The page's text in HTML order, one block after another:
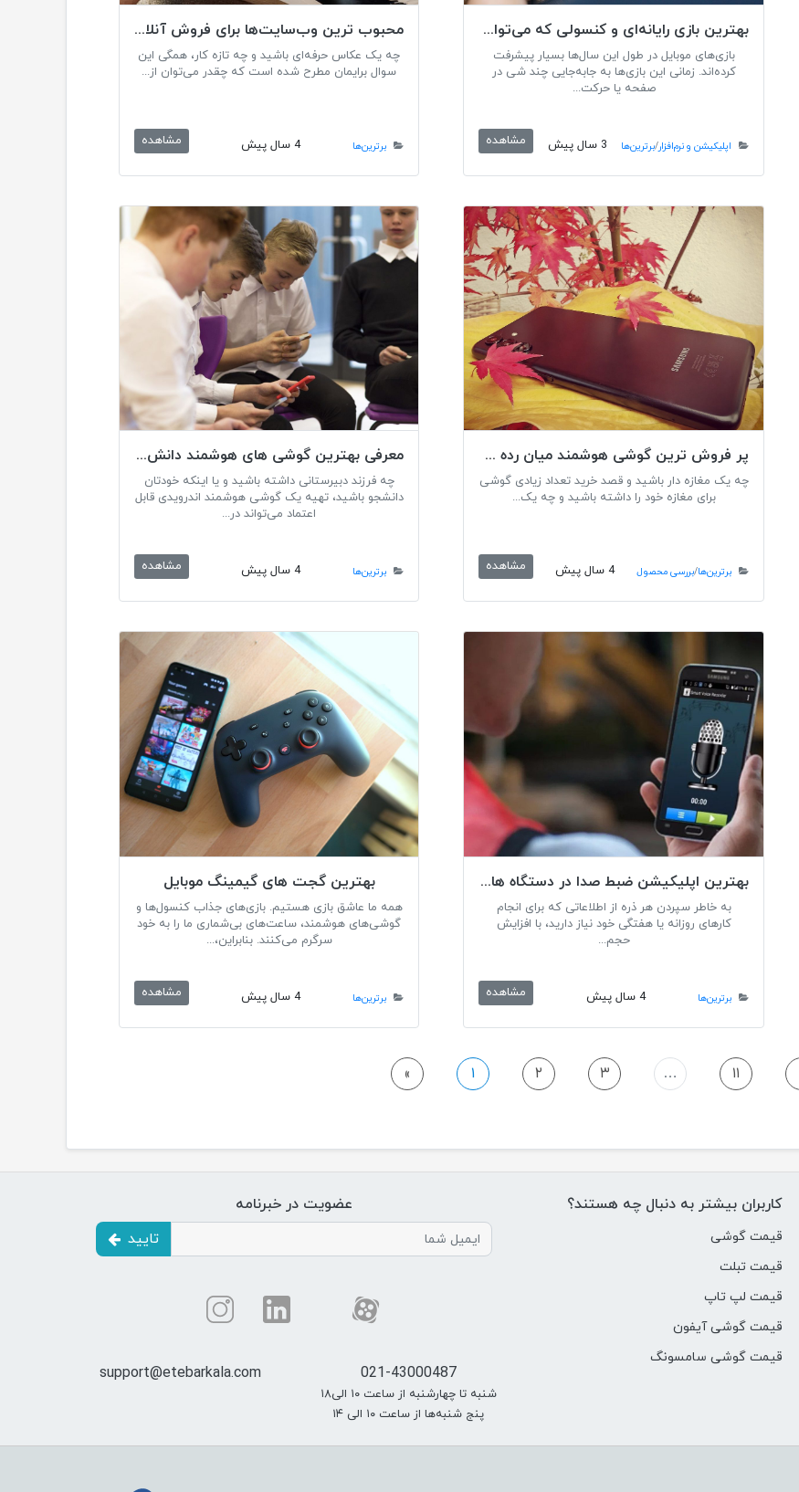
بهترین بازی رایانه‌ای و کنسولی که می‌توانید در اندروید و آیفون بازی کنید
بازی‌های موبایل در طول این سال‌ها بسیار پیشرفت
کرده‌اند. زمانی این بازی‌ها به جابه‌جایی چند شی در
صفحه یا حرکت...
اپلیکیشن و نرم‌افزار/برترین‌ها 3 سال پیش مشاهده
محبوب ترین وب‌سایت‌ها برای فروش آنلاین عکس
چه یک عکاس حرفه‌ای باشید و چه تازه کار، همگی این
سوال برایمان مطرح شده است که چقدر می‌توان از...
برترین‌ها 4 سال پیش مشاهده
پر فروش ترین گوشی هوشمند میان رده سامسونگ
چه یک مغازه دار باشید و قصد خرید تعداد زیادی گوشی
برای مغازه خود را داشته باشید و چه یک...
برترین‌ها/بررسی محصول 4 سال پیش مشاهده
معرفی بهترین گوشی های هوشمند دانش آموزی ۲۰۲۳
چه فرزند دبیرستانی داشته باشید و یا اینکه خودتان
دانشجو باشید، تهیه یک گوشی هوشمند اندرویدی قابل
اعتماد می‌تواند در...
برترین‌ها 4 سال پیش مشاهده
بهترین اپلیکیشن ضبط صدا در دستگاه های اندرویدی
به خاطر سپردن هر ذره از اطلاعاتی که برای انجام
کارهای روزانه یا هفتگی خود نیاز دارید، با افزایش
حجم...
برترین‌ها 4 سال پیش مشاهده
بهترین گجت های گیمینگ موبایل
همه ما عاشق بازی هستیم. بازی‌های جذاب کنسول‌ها و
گوشی‌های هوشمند، ساعت‌های بی‌شماری ما را به خود
سرگرم می‌کنند. بنابراین،...
برترین‌ها 4 سال پیش مشاهده
« ۱ ۲ ۳ … ۱۱
کاربران بیشتر به دنبال چه هستند؟
قیمت گوشی
قیمت تبلت
قیمت لپ تاپ
قیمت گوشی آیفون
قیمت گوشی سامسونگ
عضویت در خبرنامه
تایید
021-43000487
شنبه تا چهارشنبه از ساعت ۱۰ الی۱۸
پنج شنبه‌ها از ساعت ۱۰ الی ۱۴
support@etebarkala.com